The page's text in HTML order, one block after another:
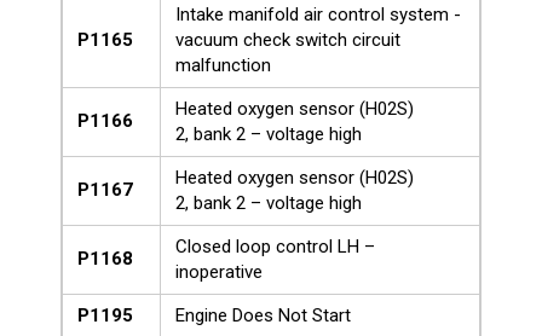
P1165
Intake manifold air control system -
vacuum check switch circuit
malfunction
P1166
Heated oxygen sensor (H02S)
2, bank 2 – voltage high
P1167
Heated oxygen sensor (H02S)
2, bank 2 – voltage high
P1168
Closed loop control LH –
inoperative
P1195
Engine Does Not Start